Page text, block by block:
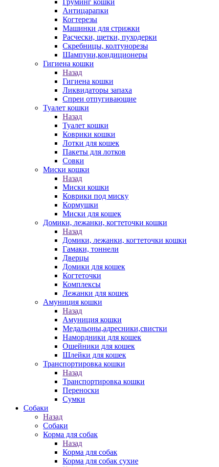
Груминг кошки
Антицарапки
Когтерезы
Машинки для стрижки
Расчески, щетки, пуходерки
Скребницы, колтунорезы
Шампуни,кондиционеры
Гигиена кошки
Назад
Гигиена кошки
Ликвидаторы запаха
Спреи отпугивающие
Туалет кошки
Назад
Туалет кошки
Коврики кошки
Лотки для кошек
Пакеты для лотков
Совки
Миски кошки
Назад
Миски кошки
Коврики под миску
Кормушки
Миски для кошек
Домики, лежанки, когтеточки кошки
Назад
Домики, лежанки, когтеточки кошки
Гамаки, тоннели
Дверцы
Домики для кошек
Когтеточки
Комплексы
Лежанки для кошек
Амуниция кошки
Назад
Амуниция кошки
Медальоны,адресники,свистки
Намордники для кошек
Ошейники для кошек
Шлейки для кошек
Транспортировка кошки
Назад
Транспортировка кошки
Переноски
Сумки
Собаки
Назад
Собаки
Корма для собак
Назад
Корма для собак
Корма для собак сухие